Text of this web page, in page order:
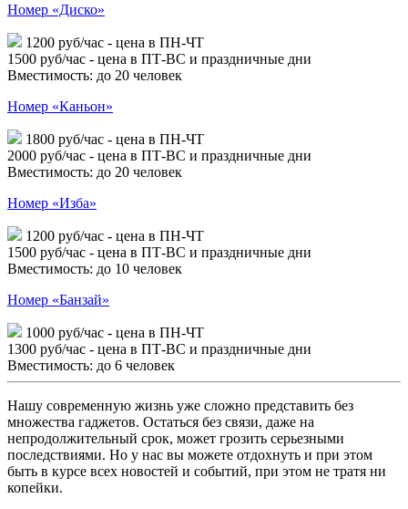
Номер «Диско»
1200 руб/час - цена в ПН-ЧТ
1500 руб/час - цена в ПТ-ВС и праздничные дни
Вместимость: до 20 человек
Номер «Каньон»
1800 руб/час - цена в ПН-ЧТ
2000 руб/час - цена в ПТ-ВС и праздничные дни
Вместимость: до 20 человек
Номер «Изба»
1200 руб/час - цена в ПН-ЧТ
1500 руб/час - цена в ПТ-ВС и праздничные дни
Вместимость: до 10 человек
Номер «Банзай»
1000 руб/час - цена в ПН-ЧТ
1300 руб/час - цена в ПТ-ВС и праздничные дни
Вместимость: до 6 человек
Нашу современную жизнь уже сложно представить без
множества гаджетов. Остаться без связи, даже на
непродолжительный срок, может грозить серьезными
последствиями. Но у нас вы можете отдохнуть и при этом
быть в курсе всех новостей и событий, при этом не тратя ни
копейки.